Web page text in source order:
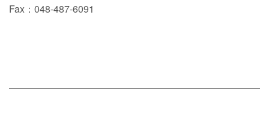
Fax：048-487-6091